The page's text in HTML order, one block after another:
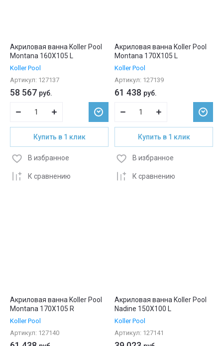
Акриловая ванна Koller Pool
Montana 160X105 L
Koller Pool
Артикул: 127137
58 567 руб.
Купить в 1 клик
К сравнению
В избранное
Акриловая ванна Koller Pool
Montana 170X105 L
Koller Pool
Артикул: 127139
61 438 руб.
Купить в 1 клик
К сравнению
В избранное
Акриловая ванна Koller Pool
Montana 170X105 R
Koller Pool
Артикул: 127140
Акриловая ванна Koller Pool
Nadine 150X100 L
Koller Pool
Артикул: 127141